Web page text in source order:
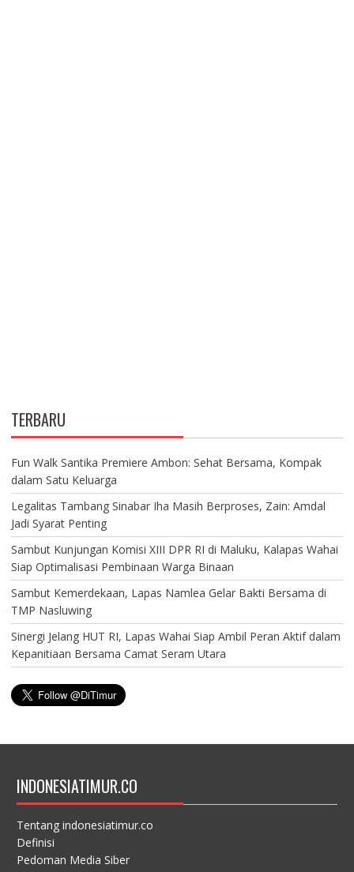
TERBARU
Fun Walk Santika Premiere Ambon: Sehat Bersama, Kompak
dalam Satu Keluarga
Legalitas Tambang Sinabar Iha Masih Berproses, Zain: Amdal
Jadi Syarat Penting
Sambut Kunjungan Komisi XIII DPR RI di Maluku, Kalapas Wahai
Siap Optimalisasi Pembinaan Warga Binaan
Sambut Kemerdekaan, Lapas Namlea Gelar Bakti Bersama di
TMP Nasluwing
Sinergi Jelang HUT RI, Lapas Wahai Siap Ambil Peran Aktif dalam
Kepanitiaan Bersama Camat Seram Utara
INDONESIATIMUR.CO
Tentang indonesiatimur.co
Definisi
Pedoman Media Siber